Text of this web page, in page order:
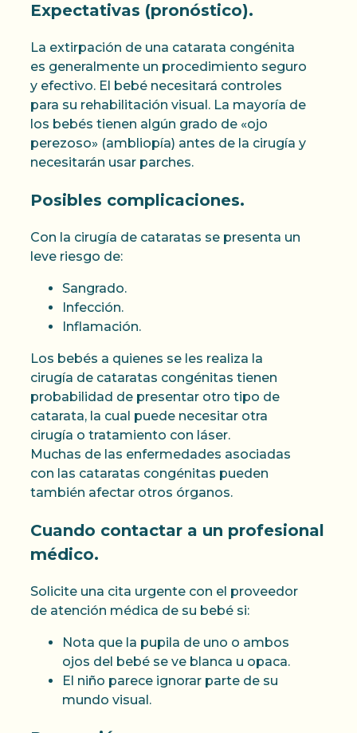
Expectativas (pronóstico).
La extirpación de una catarata congénita
es generalmente un procedimiento seguro
y efectivo. El bebé necesitará controles
para su rehabilitación visual. La mayoría de
los bebés tienen algún grado de «ojo
perezoso» (ambliopía) antes de la cirugía y
necesitarán usar parches.
Posibles complicaciones.
Con la cirugía de cataratas se presenta un
leve riesgo de:
Sangrado.
Infección.
Inflamación.
Los bebés a quienes se les realiza la
cirugía de cataratas congénitas tienen
probabilidad de presentar otro tipo de
catarata, la cual puede necesitar otra
cirugía o tratamiento con láser.
Muchas de las enfermedades asociadas
con las cataratas congénitas pueden
también afectar otros órganos.
Cuando contactar a un profesional
médico.
Solicite una cita urgente con el proveedor
de atención médica de su bebé si:
Nota que la pupila de uno o ambos
ojos del bebé se ve blanca u opaca.
El niño parece ignorar parte de su
mundo visual.